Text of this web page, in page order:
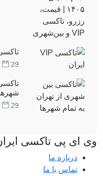
تاکسی VIP ایران
29 تیر 1405
تاکسی
شهرها
29 تیر 1405
وی ای پی تاکسی ایران
درباره ما
تماس با ما